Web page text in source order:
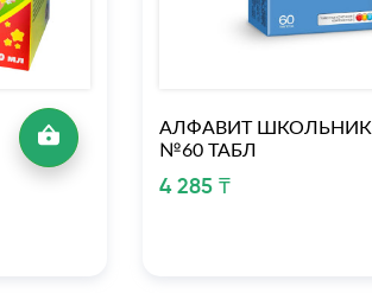
АЛФАВИТ ШКОЛЬНИК
№60 ТАБЛ
4 285 ₸